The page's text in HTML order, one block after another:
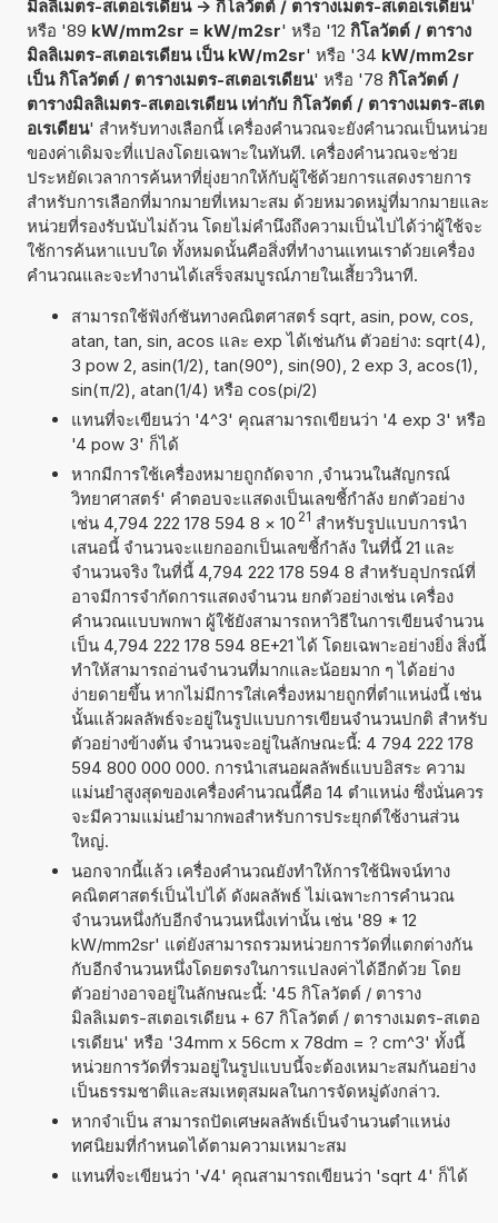
มิลลิเมตร-สเตอเรเดียน -> กิโลวัตต์ / ตารางเมตร-สเตอเรเดียน'
หรือ '89 kW/mm2sr = kW/m2sr' หรือ '12 กิโลวัตต์ / ตาราง
มิลลิเมตร-สเตอเรเดียน เป็น kW/m2sr' หรือ '34 kW/mm2sr
เป็น กิโลวัตต์ / ตารางเมตร-สเตอเรเดียน' หรือ '78 กิโลวัตต์ /
ตารางมิลลิเมตร-สเตอเรเดียน เท่ากับ กิโลวัตต์ / ตารางเมตร-สเต
อเรเดียน' สำหรับทางเลือกนี้ เครื่องคำนวณจะยังคำนวณเป็นหน่วย
ของค่าเดิมจะที่แปลงโดยเฉพาะในทันที. เครื่องคำนวณจะช่วย
ประหยัดเวลาการค้นหาที่ยุ่งยากให้กับผู้ใช้ด้วยการแสดงรายการ
สำหรับการเลือกที่มากมายที่เหมาะสม ด้วยหมวดหมู่ที่มากมายและ
หน่วยที่รองรับนับไม่ถ้วน โดยไม่คำนึงถึงความเป็นไปได้ว่าผู้ใช้จะ
ใช้การค้นหาแบบใด ทั้งหมดนั้นคือสิ่งที่ทำงานแทนเราด้วยเครื่อง
คำนวณและจะทำงานได้เสร็จสมบูรณ์ภายในเสี้ยววินาที.
สามารถใช้ฟังก์ชันทางคณิตศาสตร์ sqrt, asin, pow, cos,
atan, tan, sin, acos และ exp ได้เช่นกัน ตัวอย่าง: sqrt(4),
3 pow 2, asin(1/2), tan(90°), sin(90), 2 exp 3, acos(1),
sin(π/2), atan(1/4) หรือ cos(pi/2)
แทนที่จะเขียนว่า '4^3' คุณสามารถเขียนว่า '4 exp 3' หรือ
'4 pow 3' ก็ได้
หากมีการใช้เครื่องหมายถูกถัดจาก ,จำนวนในสัญกรณ์
วิทยาศาสตร์' คำตอบจะแสดงเป็นเลขชี้กำลัง ยกตัวอย่าง
เช่น 4,794 222 178 594 8 × 10 21 สำหรับรูปแบบการนำ
เสนอนี้ จำนวนจะแยกออกเป็นเลขชี้กำลัง ในที่นี้ 21 และ
จำนวนจริง ในที่นี้ 4,794 222 178 594 8 สำหรับอุปกรณ์ที่
อาจมีการจำกัดการแสดงจำนวน ยกตัวอย่างเช่น เครื่อง
คำนวณแบบพกพา ผู้ใช้ยังสามารถหาวิธีในการเขียนจำนวน
เป็น 4,794 222 178 594 8E+21 ได้ โดยเฉพาะอย่างยิ่ง สิ่งนี้
ทำให้สามารถอ่านจำนวนที่มากและน้อยมาก ๆ ได้อย่าง
ง่ายดายขึ้น หากไม่มีการใส่เครื่องหมายถูกที่ตำแหน่งนี้ เช่น
นั้นแล้วผลลัพธ์จะอยู่ในรูปแบบการเขียนจำนวนปกติ สำหรับ
ตัวอย่างข้างต้น จำนวนจะอยู่ในลักษณะนี้: 4 794 222 178
594 800 000 000. การนำเสนอผลลัพธ์แบบอิสระ ความ
แม่นยำสูงสุดของเครื่องคำนวณนี้คือ 14 ตำแหน่ง ซึ่งนั่นควร
จะมีความแม่นยำมากพอสำหรับการประยุกต์ใช้งานส่วน
ใหญ่.
นอกจากนี้แล้ว เครื่องคำนวณยังทำให้การใช้นิพจน์ทาง
คณิตศาสตร์เป็นไปได้ ดังผลลัพธ์ ไม่เฉพาะการคำนวณ
จำนวนหนึ่งกับอีกจำนวนหนึ่งเท่านั้น เช่น '89 * 12
kW/mm2sr' แต่ยังสามารถรวมหน่วยการวัดที่แตกต่างกัน
กับอีกจำนวนหนึ่งโดยตรงในการแปลงค่าได้อีกด้วย โดย
ตัวอย่างอาจอยู่ในลักษณะนี้: '45 กิโลวัตต์ / ตาราง
มิลลิเมตร-สเตอเรเดียน + 67 กิโลวัตต์ / ตารางเมตร-สเตอ
เรเดียน' หรือ '34mm x 56cm x 78dm = ? cm^3' ทั้งนี้
หน่วยการวัดที่รวมอยู่ในรูปแบบนี้จะต้องเหมาะสมกันอย่าง
เป็นธรรมชาติและสมเหตุสมผลในการจัดหมู่ดังกล่าว.
หากจำเป็น สามารถปัดเศษผลลัพธ์เป็นจำนวนตำแหน่ง
ทศนิยมที่กำหนดได้ตามความเหมาะสม
แทนที่จะเขียนว่า '√4' คุณสามารถเขียนว่า 'sqrt 4' ก็ได้